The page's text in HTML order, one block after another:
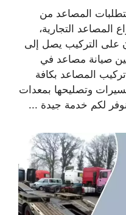
المصاعد من
المصاعد التجارية،
على التركيب يصل إلى
صيانة مصاعد في
المصاعد بكافة
وتصليحها بمعدات
لكم خدمة جيدة ...